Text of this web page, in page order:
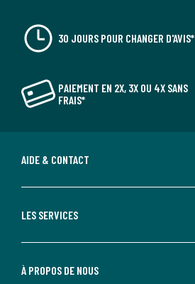
30 JOURS POUR CHANGER D'AVIS*
PAIEMENT EN 2X, 3X OU 4X SANS
FRAIS*
AIDE & CONTACT
LES SERVICES
À PROPOS DE NOUS